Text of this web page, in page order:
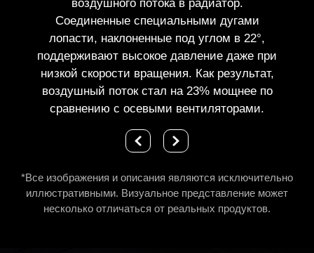
воздушного потока в радиатор.
Соединенные специальными дугами
лопасти, наклоненные под углом в 22°,
поддерживают высокое давление даже при
низкой скорости вращения. Как результат,
воздушный поток стал на 23% мощнее по
сравнению с осевыми вентиляторами.
*Все изображения и описания являются исключительно
иллюстративными. Визуальное представление может
несколько отличаться от реальных продуктов.